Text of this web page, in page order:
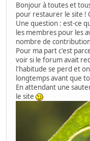
Bonjour à toutes et
pour restaurer le site !
Une question : est-ce
les membres pour les
nombre de
Pour ma part c'est
voir si le forum avait
l'habitude se perd et
longtemps avant que
En attendant une
le site